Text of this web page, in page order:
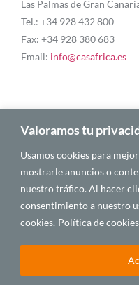
Valoramos tu
Usamos cookies para
mostrarle anuncios o
nuestro tráfico. Al hacer
consentimiento a nuestro
cookies. Política de cookies
Las Palmas de Gran
Tel.: +34 928 432 800
Fax: +34 928 380 683
Email: info@casafrica.es
Blog
Quiénes somos
Autores
Español